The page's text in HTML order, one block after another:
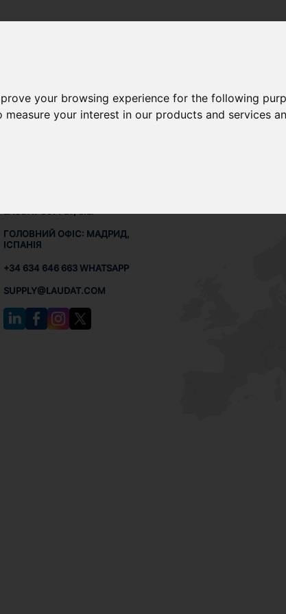
your browsing experience for the following
measure your interest in our products and services
R510
ГОЛОВНИЙ ОФІС: МАДРИД,
ІСПАНІЯ
+34 634 646 663 WHATSAPP
SUPPLY@LAUDAT.COM